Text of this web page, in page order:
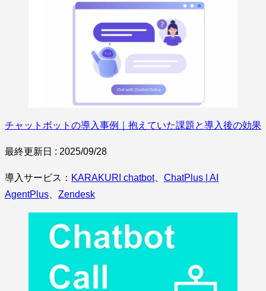
チャットボットの導入事例｜抱えていた課題と導入後の効果
最終更新日 : 2025/09/28
導入サービス： KARAKURI chatbot、 ChatPlus | AI
AgentPlus
Zendesk